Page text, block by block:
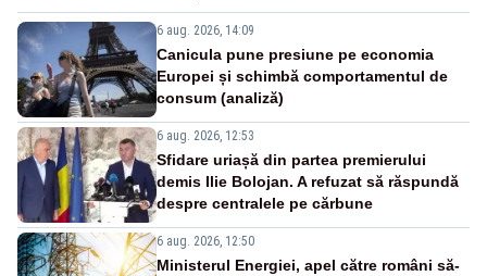
6 aug. 2026, 14:09
Canicula pune presiune pe economia
Europei și schimbă comportamentul de
consum (analiză)
6 aug. 2026, 12:53
Sfidare uriașă din partea premierului
demis Ilie Bolojan. A refuzat să răspundă
despre centralele pe cărbune
6 aug. 2026, 12:50
Ministerul Energiei, apel către români să-